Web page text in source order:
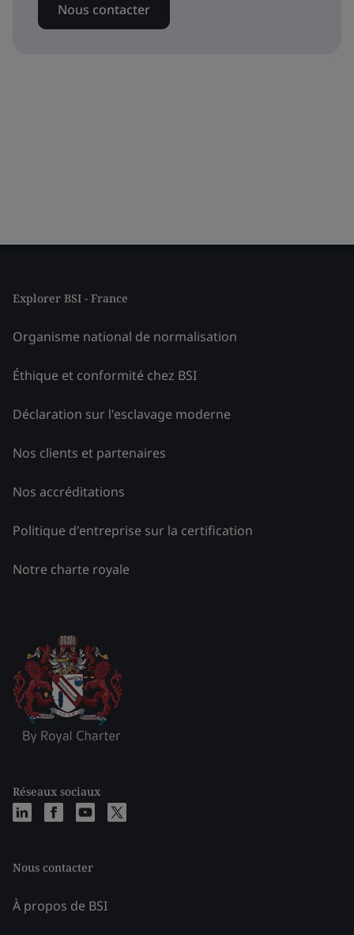
Nous contacter
Explorer BSI - France
Organisme national de normalisation
Éthique et conformité chez BSI
Déclaration sur l'esclavage moderne
Nos clients et partenaires
Nos accréditations
Politique d'entreprise sur la certification
Notre charte royale
Réseaux sociaux
Nous contacter
À propos de BSI